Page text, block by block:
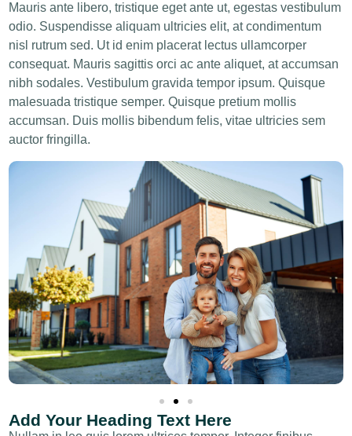
Mauris ante libero, tristique eget ante ut, egestas vestibulum
odio. Suspendisse aliquam ultricies elit, at condimentum
nisl rutrum sed. Ut id enim placerat lectus ullamcorper
consequat. Mauris sagittis orci ac ante aliquet, at accumsan
nibh sodales. Vestibulum gravida tempor ipsum. Quisque
malesuada tristique semper. Quisque pretium mollis
accumsan. Duis mollis bibendum felis, vitae ultricies sem
auctor fringilla.
Add Your Heading Text Here